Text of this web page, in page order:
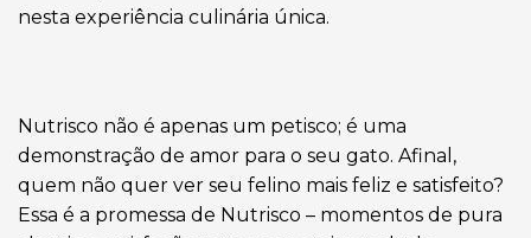
nesta experiência culinária única.
Nutrisco não é apenas um petisco; é uma
demonstração de amor para o seu gato. Afinal,
quem não quer ver seu felino mais feliz e satisfeito?
Essa é a promessa de Nutrisco – momentos de pura